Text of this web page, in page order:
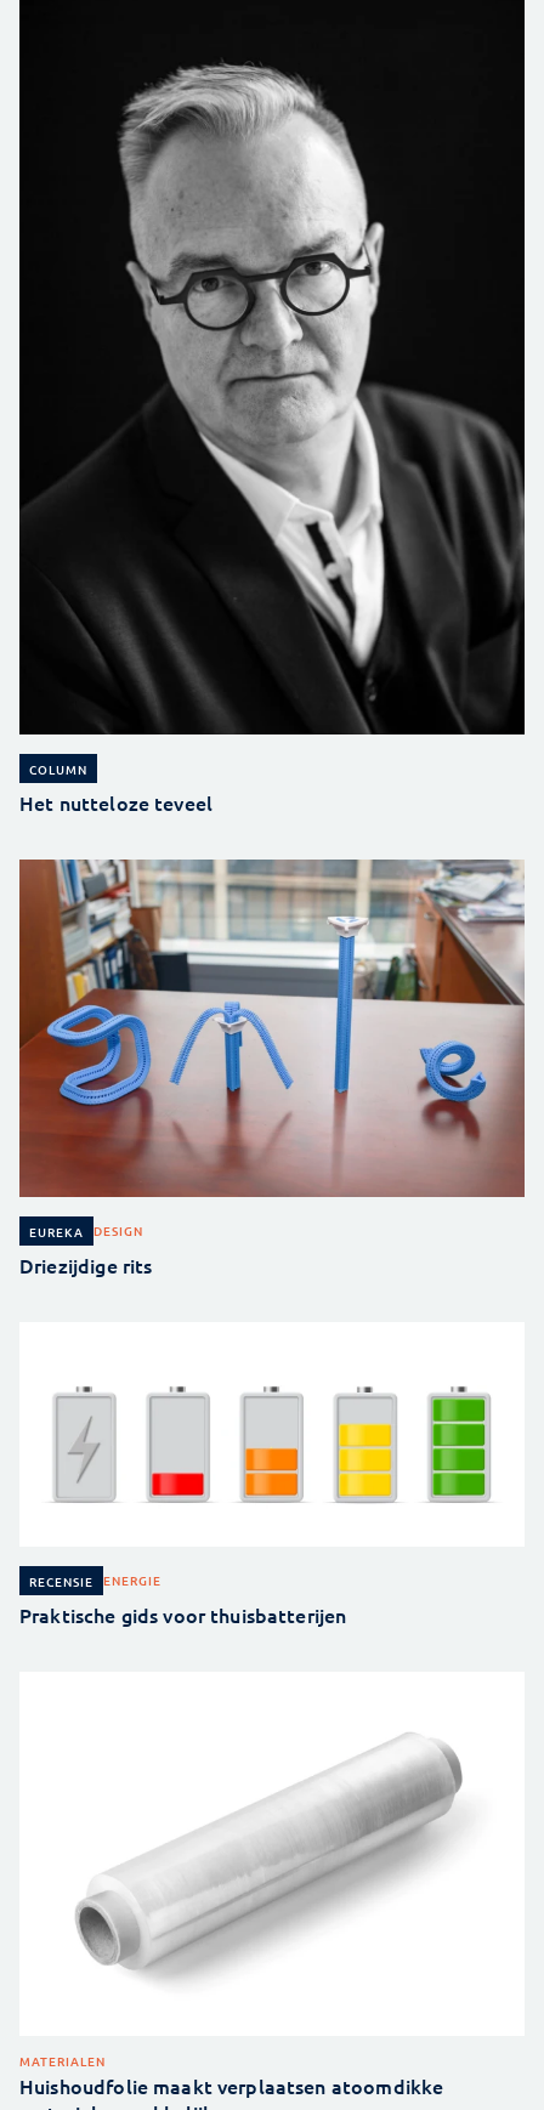
COLUMN
Het nutteloze teveel
EUREKA DESIGN
Driezijdige rits
RECENSIE ENERGIE
Praktische gids voor thuisbatterijen
MATERIALEN
Huishoudfolie maakt verplaatsen atoomdikke